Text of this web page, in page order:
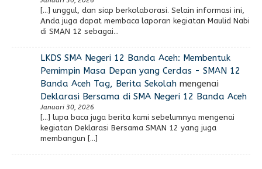
[…] unggul, dan siap berkolaborasi. Selain informasi ini,
Anda juga dapat membaca laporan kegiatan Maulid Nabi
di SMAN 12 sebagai…
LKDS SMA Negeri 12 Banda Aceh: Membentuk
Pemimpin Masa Depan yang Cerdas - SMAN 12
Banda Aceh Tag, Berita Sekolahmengenai
Deklarasi Bersama di SMA Negeri 12 Banda Aceh
Januari 30, 2026
[…] lupa baca juga berita kami sebelumnya mengenai
kegiatan Deklarasi Bersama SMAN 12 yang juga
membangun […]